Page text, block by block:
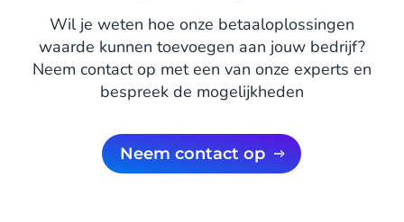
Wil je weten hoe onze betaaloplossingen
waarde kunnen toevoegen aan jouw bedrijf?
Neem contact op met een van onze experts en
bespreek de mogelijkheden
Neem contact op